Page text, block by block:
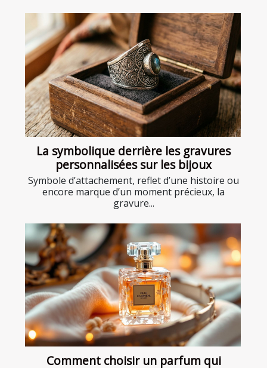
La symbolique derrière les gravures
personnalisées sur les bijoux
Symbole d’attachement, reflet d’une histoire ou
encore marque d’un moment précieux, la
gravure...
Comment choisir un parfum qui